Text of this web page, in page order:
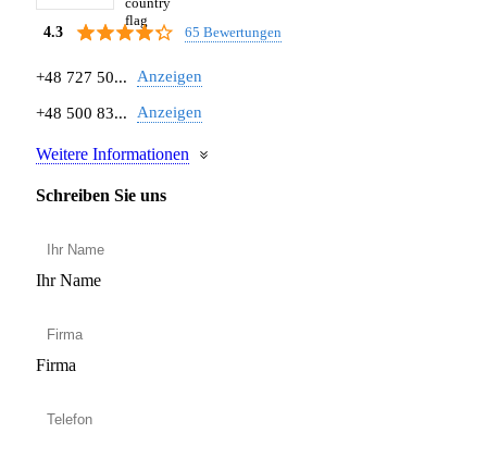
4.3 65 Bewertungen
+48 727 50... Anzeigen
+48 500 83... Anzeigen
Weitere Informationen
Schreiben Sie uns
Ihr Name
Firma